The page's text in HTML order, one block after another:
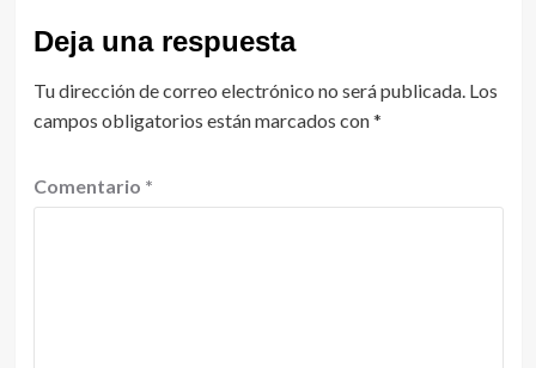
Deja una respuesta
Tu dirección de correo electrónico no será publicada. Los
campos obligatorios están marcados con*
Comentario *